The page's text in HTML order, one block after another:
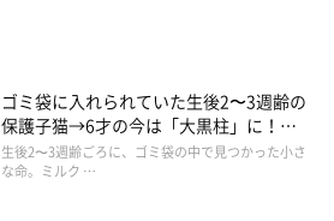
ゴミ袋に入れられていた生後2〜3週齢の
保護子猫→6才の今は「大黒柱」に！
美しい黒猫に成長した姿にグッとくる
生後2〜3週齢ごろに、ゴミ袋の中で見つかった小さ
な命。ミルク …